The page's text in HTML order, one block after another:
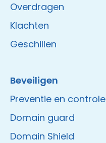
Overdragen
Klachten
Geschillen
Beveiligen
Preventie en controle
Domain guard
Domain Shield